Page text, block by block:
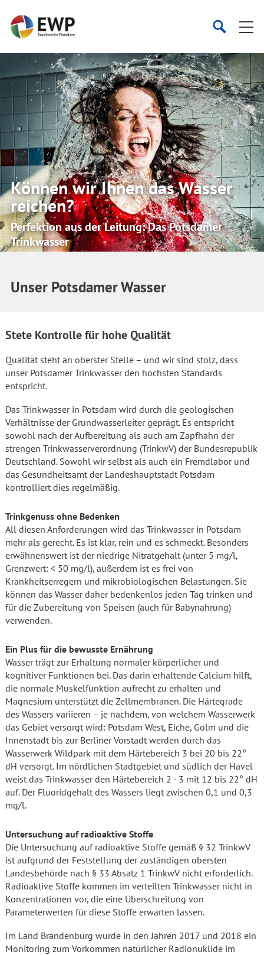
Startseite
SucheSuche
Können wir Ihnen das Wasser
reichen?
Perfektion aus der Leitung: Das Potsdamer
Trinkwasser
Unser Potsdamer Wasser
Stete Kontrolle für hohe Qualität
Qualität steht an oberster Stelle – und wir sind stolz, dass
unser Potsdamer Trinkwasser den höchsten Standards
entspricht.
Das Trinkwasser in Potsdam wird durch die geologischen
Verhältnisse der Grundwasserleiter geprägt. Es entspricht
sowohl nach der Aufbereitung als auch am Zapfhahn der
strengen Trinkwasserverordnung (TrinkwV) der Bundesrepublik
Deutschland. Sowohl wir selbst als auch ein Fremdlabor und
das Gesundheitsamt der Landeshauptstadt Potsdam
kontrolliert dies regelmäßig.
Trinkgenuss ohne Bedenken
All diesen Anforderungen wird das Trinkwasser in Potsdam
mehr als gerecht. Es ist klar, rein und es schmeckt. Besonders
erwähnenswert ist der niedrige Nitratgehalt (unter 5 mg/l,
Grenzwert: < 50 mg/l), außerdem ist es frei von
Krankheitserregern und mikrobiologischen Belastungen. Sie
können das Wasser daher bedenkenlos jeden Tag trinken und
für die Zubereitung von Speisen (auch für Babynahrung)
verwenden.
Ein Plus für die bewusste Ernährung
Wasser trägt zur Erhaltung normaler körperlicher und
kognitiver Funktionen bei. Das darin erhaltende Calcium hilft,
die normale Muskelfunktion aufrecht zu erhalten und
Magnesium unterstützt die Zellmembranen. Die Härtegrade
des Wassers variieren – je nachdem, von welchem Wasserwerk
das Gebiet versorgt wird: Potsdam West, Eiche, Golm und die
Innenstadt bis zur Berliner Vorstadt werden durch das
Wasserwerk Wildpark mit dem Härtebereich 3 bei 20 bis 22°
dH versorgt. Im nördlichen Stadtgebiet und südlich der Havel
weist das Trinkwasser den Härtebereich 2 - 3 mit 12 bis 22° dH
auf. Der Fluoridgehalt des Wassers liegt zwischen 0,1 und 0,3
mg/l.
Untersuchung auf radioaktive Stoffe
Die Untersuchung auf radioaktive Stoffe gemäß § 32 TrinkwV
ist aufgrund der Feststellung der zuständigen obersten
Landesbehörde nach § 33 Absatz 1 TrinkwV nicht erforderlich.
Radioaktive Stoffe kommen im verteilten Trinkwasser nicht in
Konzentrationen vor, die eine Überschreitung von
Parameterwerten für diese Stoffe erwarten lassen.
Im Land Brandenburg wurde in den Jahren 2017 und 2018 ein
Monitoring zum Vorkommen natürlicher Radionuklide im